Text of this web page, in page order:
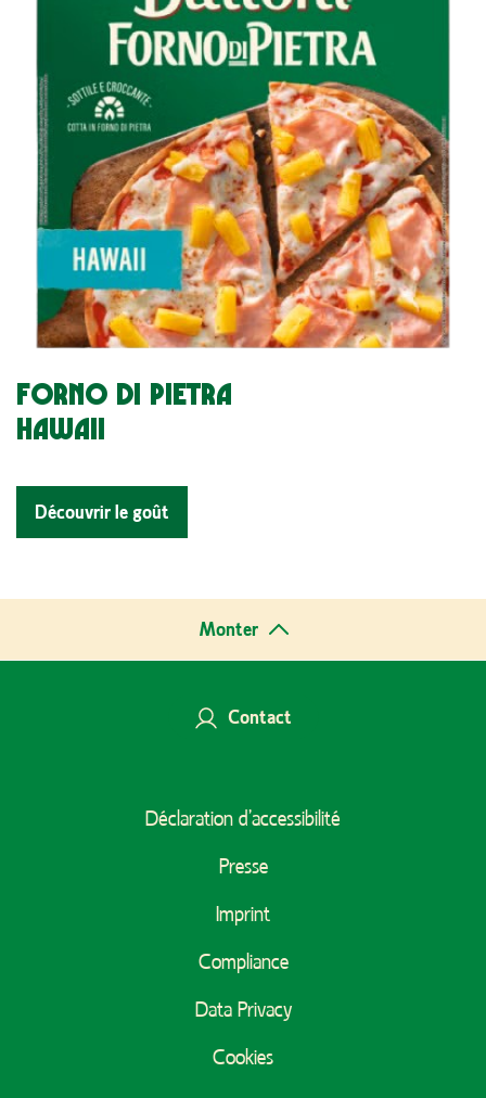
FORNO DI PIETRA
HAWAII
Découvrir le goût
Monter
Contact
FooterDéclaration d’accessibilité
Presse
Imprint
Compliance
Data Privacy
Cookies